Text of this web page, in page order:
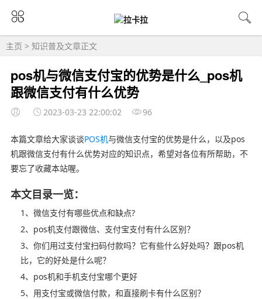
主页 > 知识普及文章正文
pos机与微信支付宝的优势是什么_pos机
跟微信支付有什么优势
2023-03-23 22:00:02 96
本篇文章给大家谈谈POS机与微信支付宝的优势是什么，以及pos
机跟微信支付有什么优势对应的知识点，希望对各位有所帮助，不
要忘了收藏本站喔。
本文目录一览：
1、微信支付有哪些优点和缺点?
2、pos机支付跟微信、支付宝支付有什么区别？
3、你们用过支付宝扫码付款吗？它有些什么好处吗？跟pos机
比，它的好处是什么呢？
4、pos机和手机支付宝哪个更好
5、用支付宝或微信付款，和直接刷卡有什么区别？